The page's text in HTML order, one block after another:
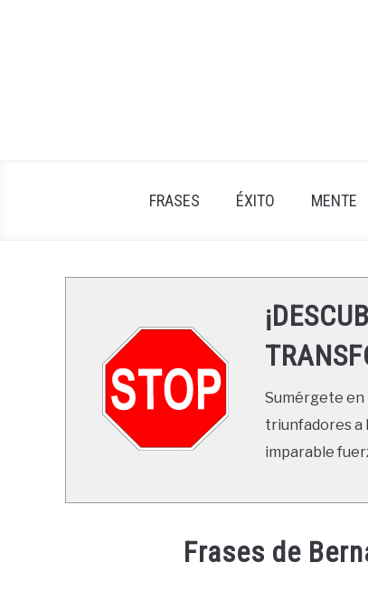
FRASES ÉXITO MENTE
Sumérgete en
triunfadores a
imparable
Frases de